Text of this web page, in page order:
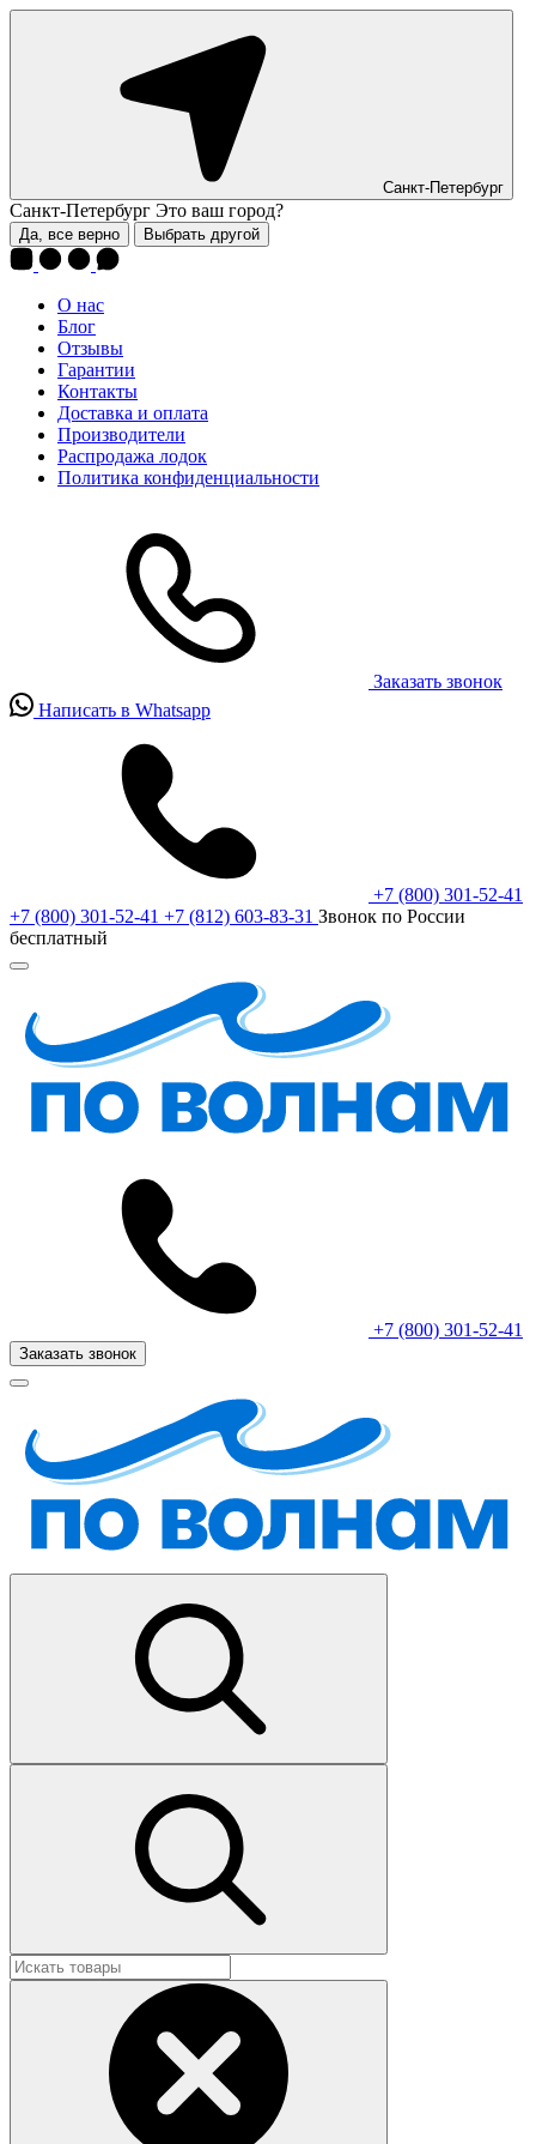
Санкт-Петербург
Санкт-Петербург Это ваш город?
Да, все верно Выбрать другой
О нас
Блог
Отзывы
Гарантии
Контакты
Доставка и оплата
Производители
Распродажа лодок
Политика конфиденциальности
Заказать звонок
Написать в Whatsapp
+7 (800) 301-52-41
+7 (800) 301-52-41 +7 (812) 603-83-31 Звонок по России
бесплатный
+7 (800) 301-52-41
Заказать звонок